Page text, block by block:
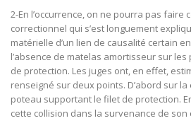
2-En l’occurrence, on ne pourra pas faire
correctionnel qui s’est longuement
matérielle d’un lien de causalité certain
l’absence de matelas amortisseur sur
de protection. Les juges ont, en effet,
renseigné sur deux points. D’abord sur
poteau supportant le filet de protection.
cette collision dans la survenance de son